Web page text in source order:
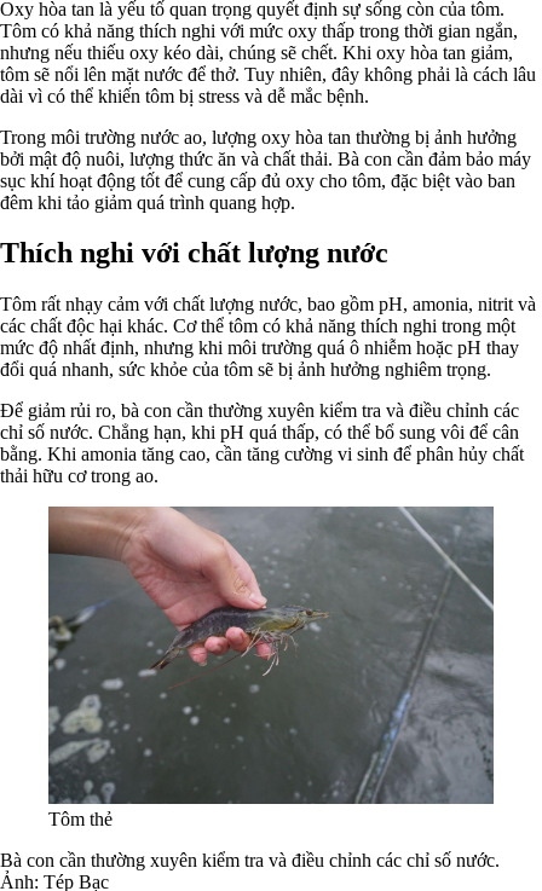
Oxy hòa tan là yếu tố quan trọng quyết định sự sống còn của tôm.
Tôm có khả năng thích nghi với mức oxy thấp trong thời gian ngắn,
nhưng nếu thiếu oxy kéo dài, chúng sẽ chết. Khi oxy hòa tan giảm,
tôm sẽ nổi lên mặt nước để thở. Tuy nhiên, đây không phải là cách lâu
dài vì có thể khiến tôm bị stress và dễ mắc bệnh.
Trong môi trường nước ao, lượng oxy hòa tan thường bị ảnh hưởng
bởi mật độ nuôi, lượng thức ăn và chất thải. Bà con cần đảm bảo máy
sục khí hoạt động tốt để cung cấp đủ oxy cho tôm, đặc biệt vào ban
đêm khi tảo giảm quá trình quang hợp.
Thích nghi với chất lượng nước
Tôm rất nhạy cảm với chất lượng nước, bao gồm pH, amonia, nitrit và
các chất độc hại khác. Cơ thể tôm có khả năng thích nghi trong một
mức độ nhất định, nhưng khi môi trường quá ô nhiễm hoặc pH thay
đổi quá nhanh, sức khỏe của tôm sẽ bị ảnh hưởng nghiêm trọng.
Để giảm rủi ro, bà con cần thường xuyên kiểm tra và điều chỉnh các
chỉ số nước. Chẳng hạn, khi pH quá thấp, có thể bổ sung vôi để cân
bằng. Khi amonia tăng cao, cần tăng cường vi sinh để phân hủy chất
thải hữu cơ trong ao.
Tôm thẻ
Bà con cần thường xuyên kiểm tra và điều chỉnh các chỉ số nước.
Ảnh: Tép Bạc